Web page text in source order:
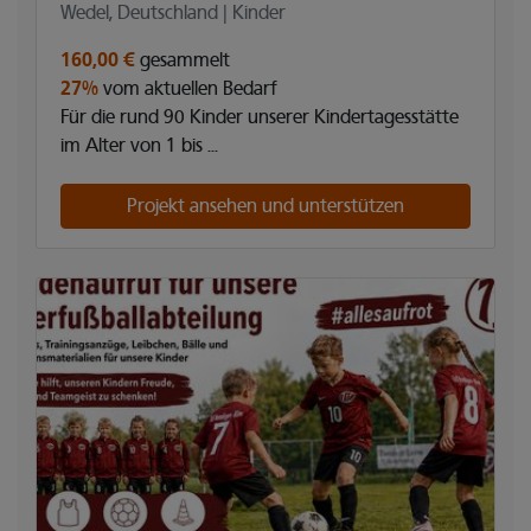
Wedel, Deutschland | Kinder
160,00 € gesammelt
27% vom aktuellen Bedarf
Für die rund 90 Kinder unserer Kindertagesstätte
im Alter von 1 bis ...
Projekt ansehen und unterstützen